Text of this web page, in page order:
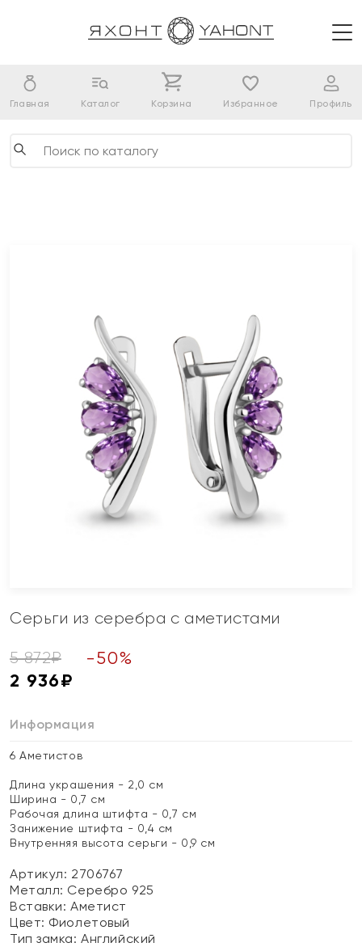
Главная Каталог Корзина Избранное Профиль
Серьги из серебра с аметистами
5 872₽ -50%
2 936₽
Информация
6 Аметистов
Длина украшения - 2,0 см
Ширина - 0,7 см
Рабочая длина штифта - 0,7 см
Занижение штифта - 0,4 см
Внутренняя высота серьги - 0,9 см
Артикул: 2706767
Металл: Серебро 925
Вставки:Аметист
Цвет: Фиолетовый
Тип замка:Английский